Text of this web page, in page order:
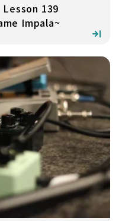
Lesson 139
Impala~